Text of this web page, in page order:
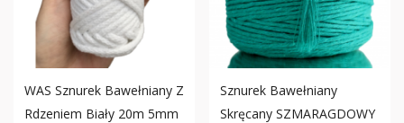
WAS Sznurek Bawełniany Z
Rdzeniem Biały 20m 5mm
Sznurek Bawełniany
Skręcany SZMARAGDOWY